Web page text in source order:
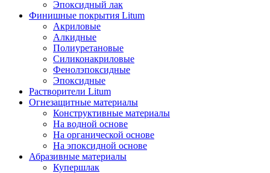
Эпоксидный лак
Финишные покрытия Litum
Акриловые
Алкидные
Полиуретановые
Силиконакриловые
Фенолэпоксидные
Эпоксидные
Растворители Litum
Огнезащитные материалы
Конструктивные материалы
На водной основе
На органической основе
На эпоксидной основе
Абразивные материалы
Купершлак